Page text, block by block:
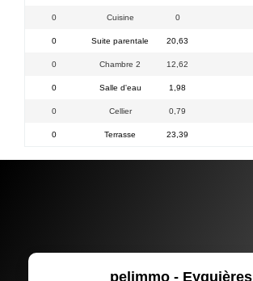
0 Cuisine 0
0 Suite parentale 20,63
0 Chambre 2 12,62
0 Salle d'eau 1,98
0 Cellier 0,79
0 Terrasse 23,39
pelimmo - Eyguières